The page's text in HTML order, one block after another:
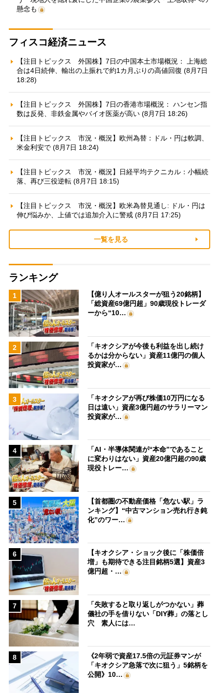
懸念も
フィスコ経済ニュース
【注目トピックス 外国株】7日の中国本土市場概況： 上海総
合は4日続伸、輸出の上振れで約1カ月ぶりの高値回復 (8月7日
18:28)
【注目トピックス 外国株】7日の香港市場概況： ハンセン指
数は反発、非鉄金属やバイオ医薬が高い (8月7日 18:26)
【注目トピックス 市況・概況】欧州為替：ドル・円は軟調、
米金利安で (8月7日 18:24)
【注目トピックス 市況・概況】日経平均テクニカル：小幅続
落、再び三役逆転 (8月7日 18:15)
【注目トピックス 市況・概況】欧米為替見通し: ドル・円は
伸び悩みか、上値では追加介入に警戒 (8月7日 17:25)
一覧を見る
ランキング
1
【億り人オールスターが狙う20銘柄】
「総資産69億円超」90歳現役トレーダ
ーから“10…
2
「キオクシアが今後も利益を出し続け
るかは分からない」資産11億円の個人
投資家が…
3
「キオクシアが再び株価10万円になる
日は遠い」資産3億円超のサラリーマン
投資家が…
4
「AI・半導体関連が“本命”であること
に変わりはない」資産20億円超の90歳
現役トレー…
5
【首都圏の不動産価格「危ない駅」ラ
ンキング】“中古マンション売れ行き鈍
化”のワー…
6
【キオクシア・ショック後に「株価倍
増」も期待できる注目銘柄5選】資産3
億円超・…
7
「失敗すると取り返しがつかない」葬
儀社の手を借りない「DIY葬」の落とし
穴 素人には…
8
《2年弱で資産17.5倍の元証券マンが
「キオクシア急落で次に狙う」5銘柄を
公開》10…